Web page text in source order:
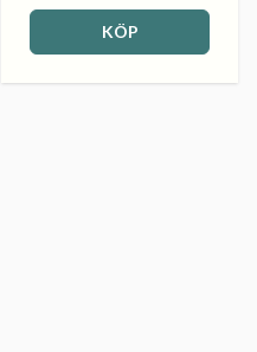
KÖP